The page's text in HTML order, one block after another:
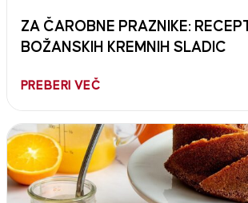
ZA ČAROBNE PRAZNIKE:
BOŽANSKIH KREMNIH SLADIC
PREBERI VEČ